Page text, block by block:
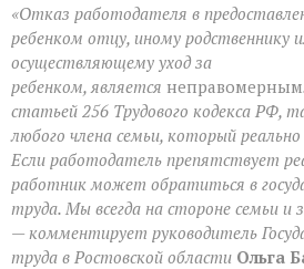
«Отказ работодателя в
ребенком отцу, иному родственнику
осуществляющему уход за
ребенком, является неправомерным
статьей 256 Трудового кодекса РФ,
любого члена семьи, который
Если работодатель препятствует
работник может обратиться в
труда. Мы всегда на стороне семьи и
— комментирует руководитель
труда в Ростовской области Ольга